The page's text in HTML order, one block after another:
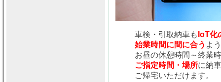
車検・引取納車も IoT化
始業時間に間に合う よ
お昼の休憩時間～終業
ご指定時間・場所に納
ご帰宅いただけます。